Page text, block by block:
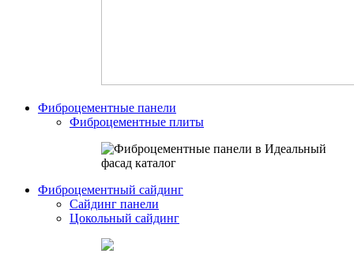
Фиброцементные панели
Фиброцементные плиты
Фиброцементный сайдинг
Сайдинг панели
Цокольный сайдинг